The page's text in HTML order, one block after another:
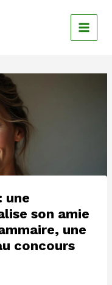
une
son amie
une
concours